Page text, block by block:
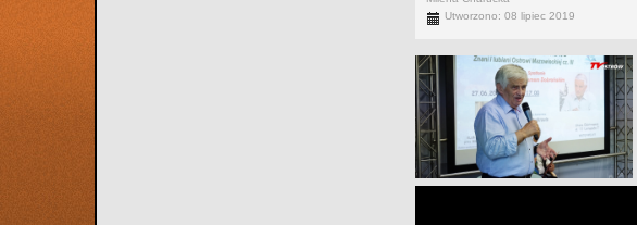
Utworzono: 08 lipiec 2019